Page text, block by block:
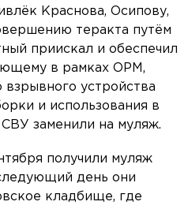
Краснова, Осипову,
теракта путём
приискал и обеспечил
в рамках ОРМ,
устройства
и использования в
заменили на муляж.
получили муляж
день они
кладбище, где